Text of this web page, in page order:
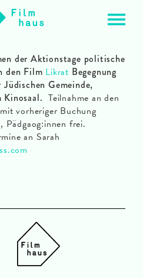
der Aktionstage politische
den Film Likrat Begegnung
Gemeinde,
Kinosaal.Teilnahme an den
vorheriger Buchung
frei.
an Sarah